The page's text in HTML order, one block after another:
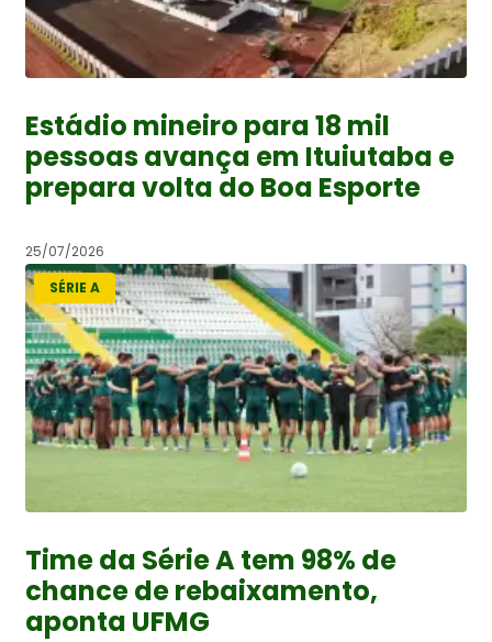
Estádio mineiro para 18 mil
pessoas avança em Ituiutaba e
prepara volta do Boa Esporte
25/07/2026
SÉRIE A
Time da Série A tem 98% de
chance de rebaixamento,
aponta UFMG